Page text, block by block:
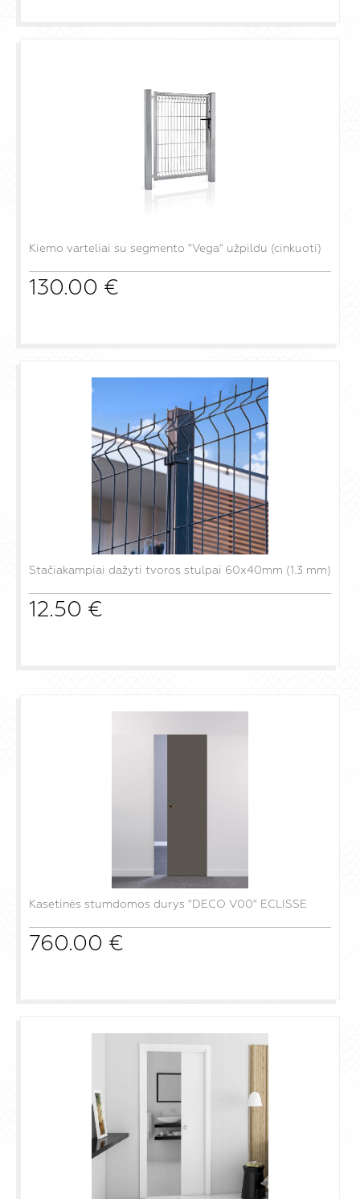
Kiemo varteliai su segmento "Vega" užpildu (cinkuoti)
130.00 €
Stačiakampiai dažyti tvoros stulpai 60x40mm (1.3 mm)
12.50 €
Kasetinės stumdomos durys "DECO V00" ECLISSE
760.00 €